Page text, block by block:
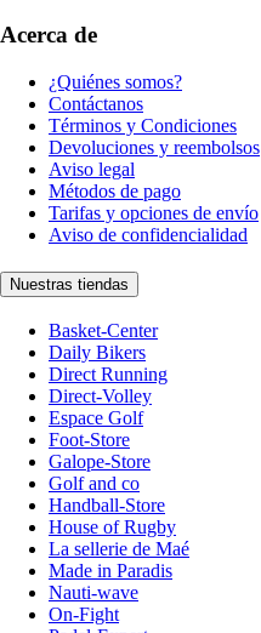
Acerca de
¿Quiénes somos?
Contáctanos
Términos y Condiciones
Devoluciones y reembolsos
Aviso legal
Métodos de pago
Tarifas y opciones de envío
Aviso de confidencialidad
Nuestras tiendas
Basket-Center
Daily Bikers
Direct Running
Direct-Volley
Espace Golf
Foot-Store
Galope-Store
Golf and co
Handball-Store
House of Rugby
La sellerie de Maé
Made in Paradis
Nauti-wave
On-Fight